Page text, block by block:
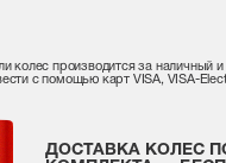
колес производится за наличный
с помощью карт VISA, VISA-
ДОСТАВКА КОЛЕС